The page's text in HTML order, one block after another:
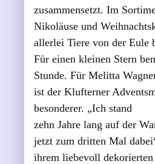
zusammensetzt. Im
Nikoläuse und
allerlei Tiere von der Eule
Für einen kleinen Stern
Stunde. Für Melitta
ist der Klufterner
besonderer. „Ich stand
zehn Jahre lang auf der
jetzt zum dritten Mal
ihrem liebevoll